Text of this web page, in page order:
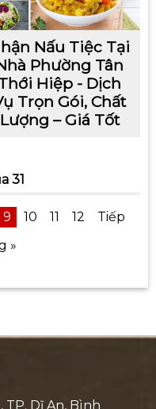
Nấu Tiệc Tại
Phường Tân
Hiệp - Dịch
Trọn Gói, Chất
Lượng – Giá Tốt
31
9 10 11 12
Tiếp
»
TP. Dĩ An, Bình